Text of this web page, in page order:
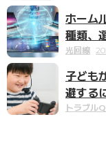
ホーム
種類、
光回線
子ども
避する
トラブル